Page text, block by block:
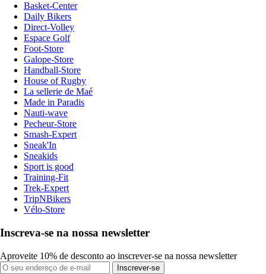
Basket-Center
Daily Bikers
Direct-Volley
Espace Golf
Foot-Store
Galope-Store
Handball-Store
House of Rugby
La sellerie de Maé
Made in Paradis
Nauti-wave
Pecheur-Store
Smash-Expert
Sneak'In
Sneakids
Sport is good
Training-Fit
Trek-Expert
TripNBikers
Vélo-Store
Inscreva-se na nossa newsletter
Aproveite 10% de desconto ao inscrever-se na nossa newsletter
Inscrever-se